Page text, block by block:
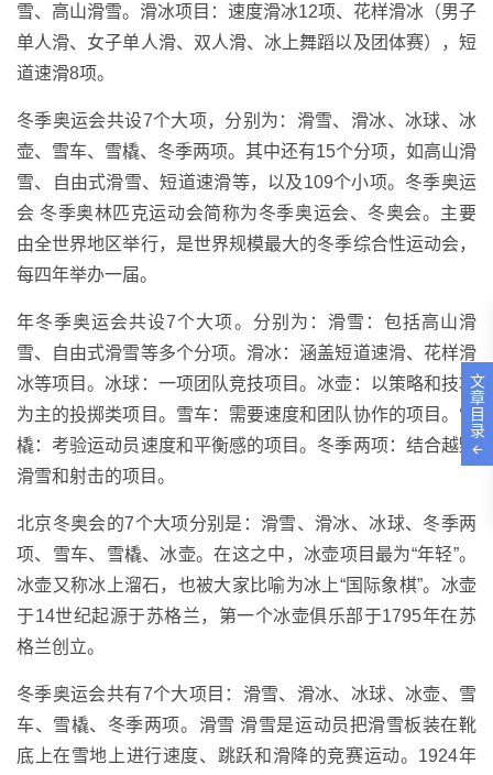
雪、高山滑雪。滑冰项目：速度滑冰12项、花样滑冰（男子
单人滑、女子单人滑、双人滑、冰上舞蹈以及团体赛），短
道速滑8项。
冬季奥运会共设7个大项，分别为：滑雪、滑冰、冰球、冰
壶、雪车、雪橇、冬季两项。其中还有15个分项，如高山滑
雪、自由式滑雪、短道速滑等，以及109个小项。冬季奥运
会 冬季奥林匹克运动会简称为冬季奥运会、冬奥会。主要
由全世界地区举行，是世界规模最大的冬季综合性运动会，
每四年举办一届。
年冬季奥运会共设7个大项。分别为：滑雪：包括高山滑
雪、自由式滑雪等多个分项。滑冰：涵盖短道速滑、花样滑
冰等项目。冰球：一项团队竞技项目。冰壶：以策略和技巧
为主的投掷类项目。雪车：需要速度和团队协作的项目。雪
橇：考验运动员速度和平衡感的项目。冬季两项：结合越野
滑雪和射击的项目。
北京冬奥会的7个大项分别是：滑雪、滑冰、冰球、冬季两
项、雪车、雪橇、冰壶。在这之中，冰壶项目最为“年轻”。
冰壶又称冰上溜石，也被大家比喻为冰上“国际象棋”。冰壶
于14世纪起源于苏格兰，第一个冰壶俱乐部于1795年在苏
格兰创立。
冬季奥运会共有7个大项目：滑雪、滑冰、冰球、冰壶、雪
车、雪橇、冬季两项。滑雪 滑雪是运动员把滑雪板装在靴
底上在雪地上进行速度、跳跃和滑降的竞赛运动。1924年
文
章
目
录